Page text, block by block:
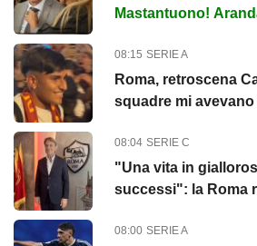
Mastantuono!
08:15 SERIE A
Roma, retroscena
squadre mi
08:04 SERIE C
"Una vita in
successi": la Roma
08:00 SERIE A